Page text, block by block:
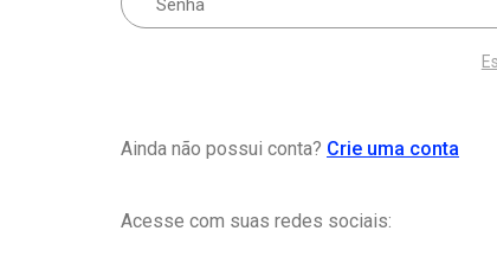
Ainda não possui conta? Crie uma conta
Acesse com suas redes sociais: